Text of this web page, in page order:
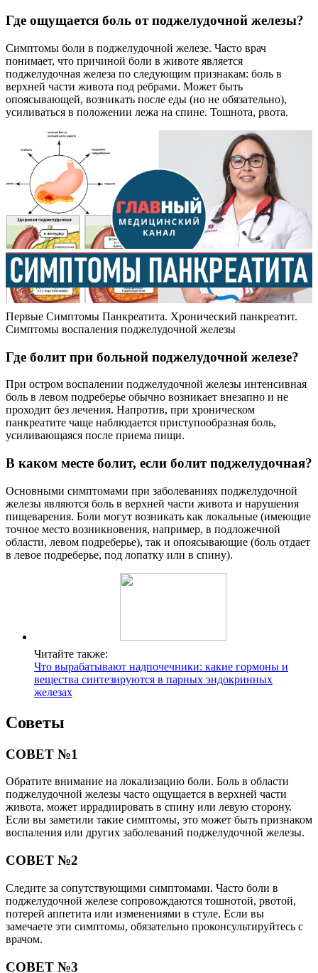
Где ощущается боль от поджелудочной железы?
Симптомы боли в поджелудочной железе. Часто врач
понимает, что причиной боли в животе является
поджелудочная железа по следующим признакам: боль в
верхней части живота под ребрами. Может быть
опоясывающей, возникать после еды (но не обязательно),
усиливаться в положении лежа на спине. Тошнота, рвота.
Первые Симптомы Панкреатита. Хронический панкреатит.
Симптомы воспаления поджелудочной железы
Где болит при больной поджелудочной железе?
При остром воспалении поджелудочной железы интенсивная
боль в левом подреберье обычно возникает внезапно и не
проходит без лечения. Напротив, при хроническом
панкреатите чаще наблюдается приступообразная боль,
усиливающаяся после приема пищи.
В каком месте болит, если болит поджелудочная?
Основными симптомами при заболеваниях поджелудочной
железы являются боль в верхней части живота и нарушения
пищеварения. Боли могут возникать как локальные (имеющие
точное место возникновения, например, в подложечной
области, левом подреберье), так и опоясывающие (боль отдает
в левое подреберье, под лопатку или в спину).
Читайте также:
Что вырабатывают надпочечники: какие гормоны и
вещества синтезируются в парных эндокринных
железах
Советы
СОВЕТ №1
Обратите внимание на локализацию боли. Боль в области
поджелудочной железы часто ощущается в верхней части
живота, может иррадиировать в спину или левую сторону.
Если вы заметили такие симптомы, это может быть признаком
воспаления или других заболеваний поджелудочной железы.
СОВЕТ №2
Следите за сопутствующими симптомами. Часто боли в
поджелудочной железе сопровождаются тошнотой, рвотой,
потерей аппетита или изменениями в стуле. Если вы
замечаете эти симптомы, обязательно проконсультируйтесь с
врачом.
СОВЕТ №3